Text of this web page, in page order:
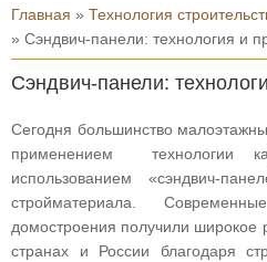
Вы здесь
Главная » Технология
» Сэндвич-панели: технология и
Сэндвич-панели:
Сегодня большинство
применением технологии
использованием «сэндвич-
стройматериала.
домостроения получили широкое
странах и России благодаря